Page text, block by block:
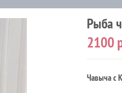
Рыба
2100
Чавыча с